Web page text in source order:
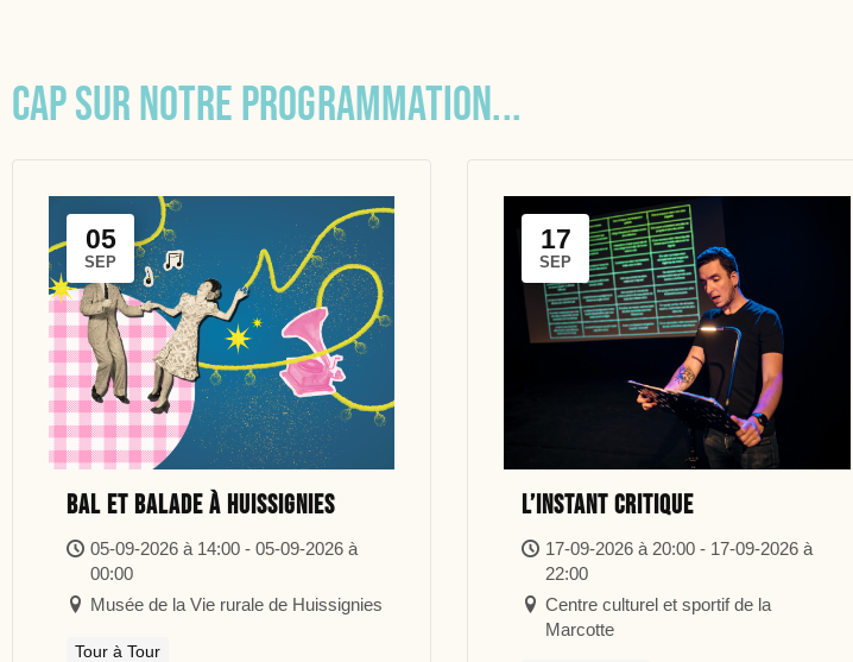
Cap sur notre programmation...
Évènements
05
SEP
Bal et balade à Huissignies
05-09-2026 à 14:00 - 05-09-2026 à
00:00
Musée de la Vie rurale de Huissignies
Tour à Tour
17
SEP
L’instant critique
17-09-2026 à 20:00 - 17-09-2026 à
22:00
Centre culturel et sportif de la
Marcotte